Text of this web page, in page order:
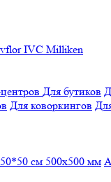
IVC Milliken
Для бутиков
Для коворкингов
50*50 см 500х500 мм